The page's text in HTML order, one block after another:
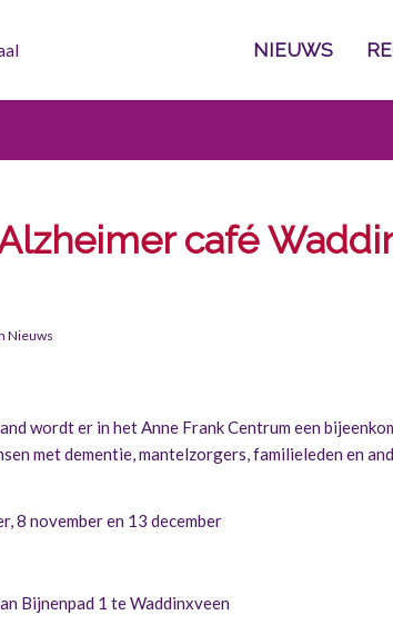
NIEUWS
café
Nieuws
wordt er in het Anne Frank Centrum een
met dementie, mantelzorgers, familieleden en
8 november en 13 december
Bijnenpad 1 te Waddinxveen